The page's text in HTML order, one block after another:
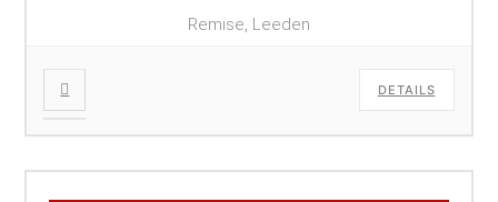
Remise, Leeden
DETAILS